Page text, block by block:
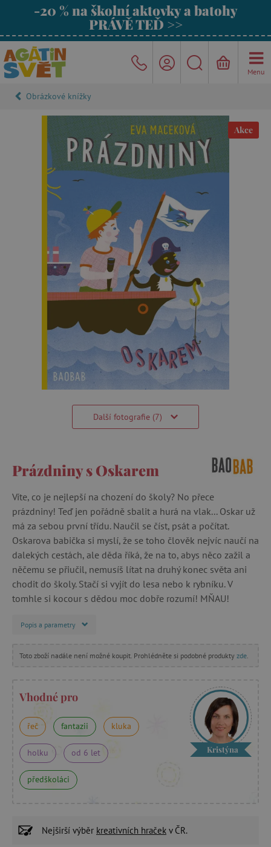
-20 % na školní aktovky a batohy
PRÁVĚ TEĎ >>
Menu
Obrázkové knížky
Akce
Další fotografie (7)
Prázdniny s Oskarem
Víte, co je nejlepší na chození do školy? No přece
prázdniny! Teď jen pořádně sbalit a hurá na vlak... Oskar už
má za sebou první třídu. Naučil se číst, psát a počítat.
Oskarova babička si myslí, že se toho člověk nejvíc naučí na
dalekých cestách, ale děda říká, že na to, abys něco zažil a
něčemu se přiučil, nemusíš lítat na druhý konec světa ani
chodit do školy. Stačí si vyjít do lesa nebo k rybníku. V
tomhle si kocour s dědou moc dobře rozumí! MŇAU!
Popis a parametry
Toto zboží nadále není možné koupit. Prohlédněte si podobné produkty zde
Vhodné pro
řeč fantazii kluka
holku od 6 let
předškoláci
Kristýna
Nejširší výběr kreativních hraček v ČR.